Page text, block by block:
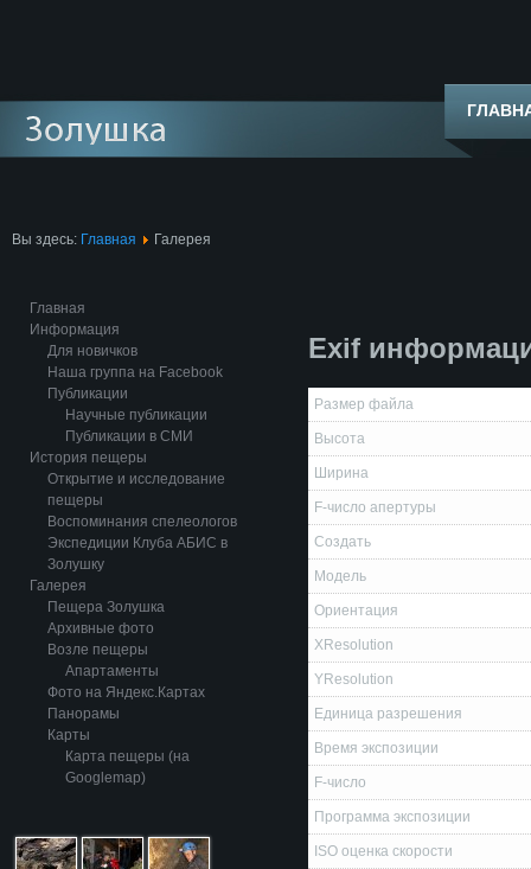
Вы здесь: Главная Галерея
Главная
Информация
Для новичков
Наша группа на Facebook
Публикации
Научные публикации
Публикации в СМИ
История пещеры
Открытие и исследование
пещеры
Воспоминания спелеологов
Экспедиции Клуба АБИС в
Золушку
Галерея
Пещера Золушка
Архивные фото
Возле пещеры
Апартаменты
Фото на Яндекс.Картах
Панорамы
Карты
Карта пещеры (на
Googlemap)
Exif
Размер файла
Высота
Ширина
F-число апертуры
Создать
Модель
Ориентация
XResolution
YResolution
Единица разрешения
Время экспозиции
F-число
Программа экспозиции
ISO оценка скорости